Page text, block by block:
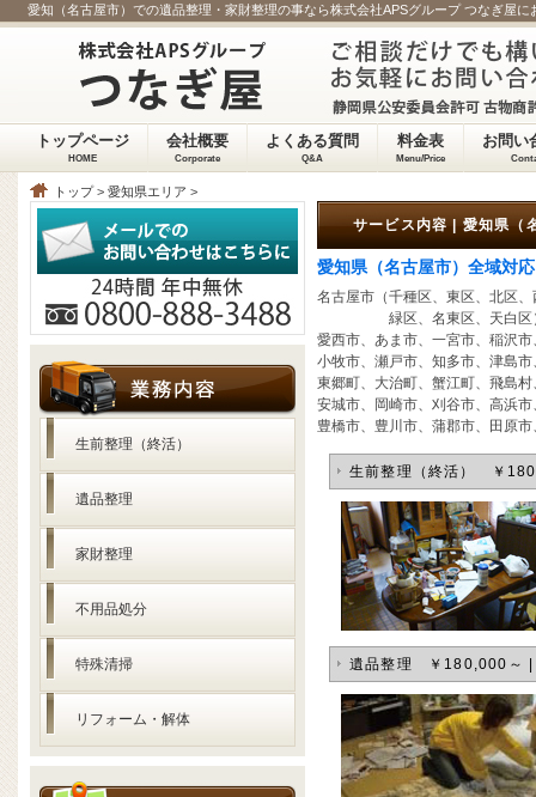
愛知（名古屋市）での遺品整理・家財整理の事なら株式会社APSグループ つなぎ屋
トップページ
HOME
会社概要
Corporate
よくある質問
Q&A
料金表
Menu/Price
お問い
トップ> 愛知県エリア >
サービス内容 | 愛知県（
愛知県（名古屋市）全域対応
名古屋市（千種区、東区、北区
緑区、名東区、天白区
愛西市、あま市、一宮市、稲沢
小牧市、瀬戸市、知多市、津島
東郷町、大治町、蟹江町、飛島
安城市、岡崎市、刈谷市、高浜
豊橋市、豊川市、蒲郡市、田原
生前整理（終活） ￥
遺品整理 ￥180,000～ |
生前整理（終活）
遺品整理
家財整理
不用品処分
特殊清掃
リフォーム・解体